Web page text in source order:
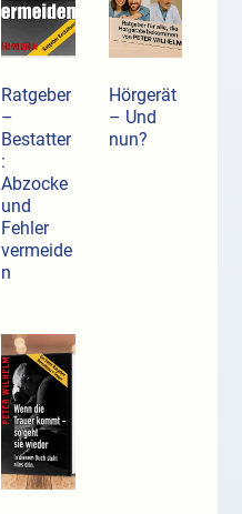
Ratgeber
–
Bestatter
:
Abzocke
und
Fehler
vermeide
n
Hörgerät
– Und
nun?